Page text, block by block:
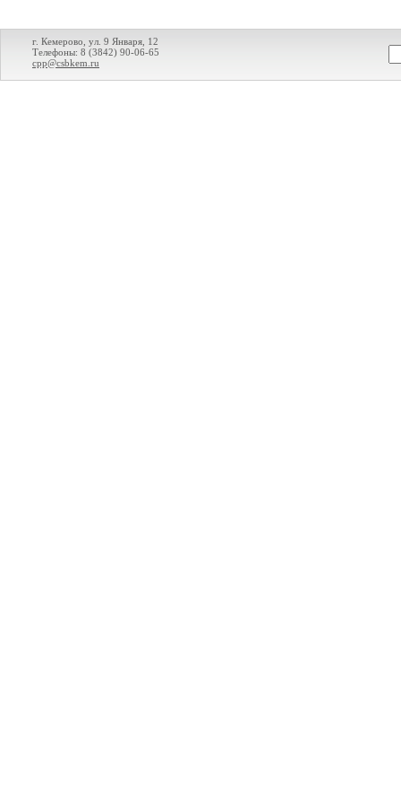
г. Кемерово, ул. 9 Января, 12
Телефоны: 8 (3842) 90-06-65
cpp@csbkem.ru